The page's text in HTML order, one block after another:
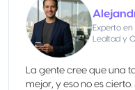
Experto en
Lealtad y
La gente cree que una
mejor, y eso no es